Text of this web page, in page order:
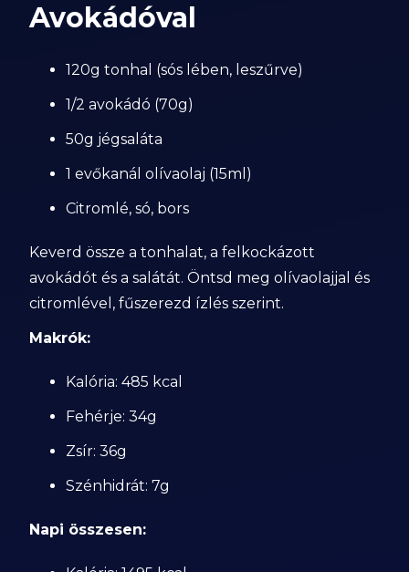
Avokádóval
120g tonhal (sós lében, leszűrve)
1/2 avokádó (70g)
50g jégsaláta
1 evőkanál olívaolaj (15ml)
Citromlé, só, bors
Keverd össze a tonhalat, a felkockázott
avokádót és a salátát. Öntsd meg olívaolajjal és
citromlével, fűszerezd ízlés szerint.
Makrók:
Kalória: 485 kcal
Fehérje: 34g
Zsír: 36g
Szénhidrát: 7g
Napi összesen: